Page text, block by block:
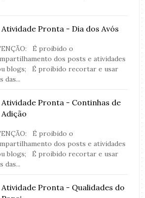
Atividade Pronta - Dia dos Avós
É proibido o
dos posts e atividades
blogs; É proibido recortar e usar
das...
Atividade Pronta - Continhas de
Adição
É proibido o
dos posts e atividades
blogs; É proibido recortar e usar
das...
Atividade Pronta - Qualidades do